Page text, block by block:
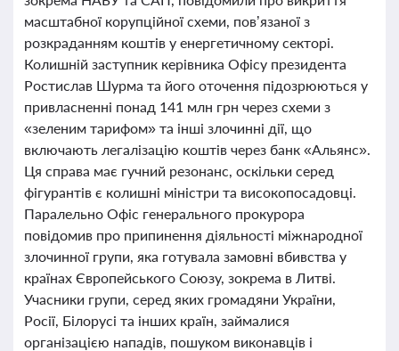
масштабної корупційної схеми, пов’язаної з
розкраданням коштів у енергетичному секторі.
Колишній заступник керівника Офісу президента
Ростислав Шурма та його оточення підозрюються у
привласненні понад 141 млн грн через схеми з
«зеленим тарифом» та інші злочинні дії, що
включають легалізацію коштів через банк «Альянс».
Ця справа має гучний резонанс, оскільки серед
фігурантів є колишні міністри та високопосадовці.
Паралельно Офіс генерального прокурора
повідомив про припинення діяльності міжнародної
злочинної групи, яка готувала замовні вбивства у
країнах Європейського Союзу, зокрема в Литві.
Учасники групи, серед яких громадяни України,
Росії, Білорусі та інших країн, займалися
організацією нападів, пошуком виконавців і